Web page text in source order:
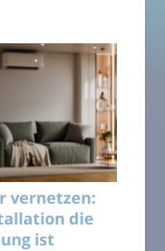
vernetzen:
die
ist